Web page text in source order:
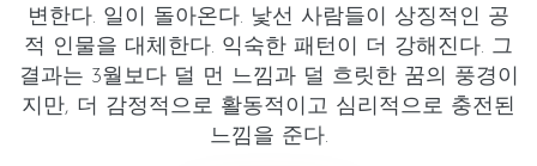
변한다. 일이 돌아온다. 낯선 사람들이 상징적인 공
적 인물을 대체한다. 익숙한 패턴이 더 강해진다. 그
결과는 3월보다 덜 먼 느낌과 덜 흐릿한 꿈의 풍경이
지만, 더 감정적으로 활동적이고 심리적으로 충전된
느낌을 준다.